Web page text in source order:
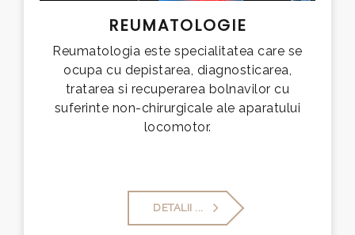
REUMATOLOGIE
Reumatologia este specialitatea care se
ocupa cu depistarea, diagnosticarea,
tratarea si recuperarea bolnavilor cu
suferinte non-chirurgicale ale aparatului
locomotor.
DETALII ...